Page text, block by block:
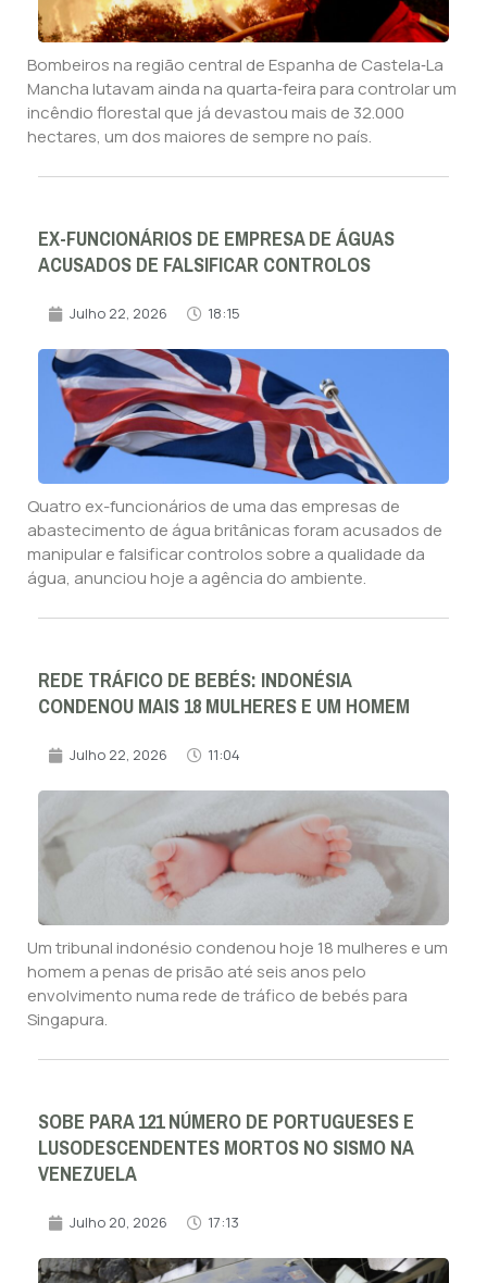
Bombeiros na região central de Espanha de Castela‑La
Mancha lutavam ainda na quarta‑feira para controlar um
incêndio florestal que já devastou mais de 32.000
hectares, um dos maiores de sempre no país.
EX-FUNCIONÁRIOS DE EMPRESA DE ÁGUAS
ACUSADOS DE FALSIFICAR CONTROLOS
Julho 22, 2026 18:15
Quatro ex-funcionários de uma das empresas de
abastecimento de água britânicas foram acusados de
manipular e falsificar controlos sobre a qualidade da
água, anunciou hoje a agência do ambiente.
REDE TRÁFICO DE BEBÉS: INDONÉSIA
CONDENOU MAIS 18 MULHERES E UM HOMEM
Julho 22, 2026 11:04
Um tribunal indonésio condenou hoje 18 mulheres e um
homem a penas de prisão até seis anos pelo
envolvimento numa rede de tráfico de bebés para
Singapura.
SOBE PARA 121 NÚMERO DE PORTUGUESES E
LUSODESCENDENTES MORTOS NO SISMO NA
VENEZUELA
Julho 20, 2026 17:13